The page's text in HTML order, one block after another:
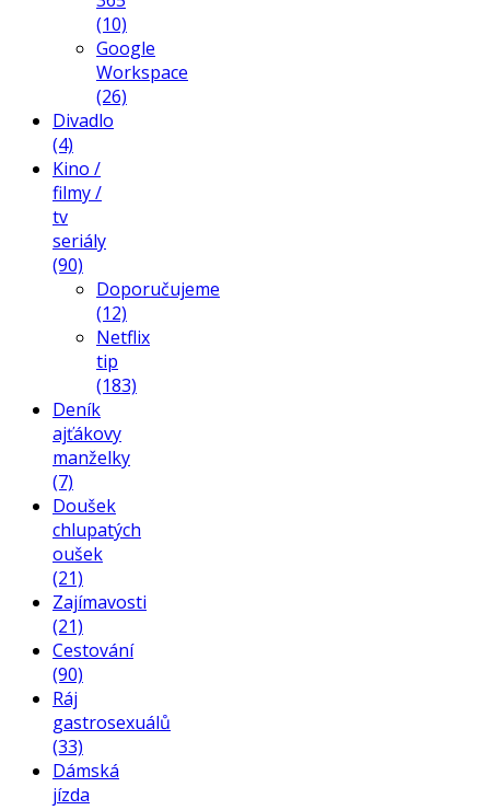
(10)
Google
Workspace
(26)
Divadlo
(4)
Kino /
filmy /
tv
seriály
(90)
Doporučujeme
(12)
Netflix
tip
(183)
Deník
ajťákovy
manželky
(7)
Doušek
chlupatých
oušek
(21)
Zajímavosti
(21)
Cestování
(90)
Ráj
gastrosexuálů
(33)
Dámská
jízda